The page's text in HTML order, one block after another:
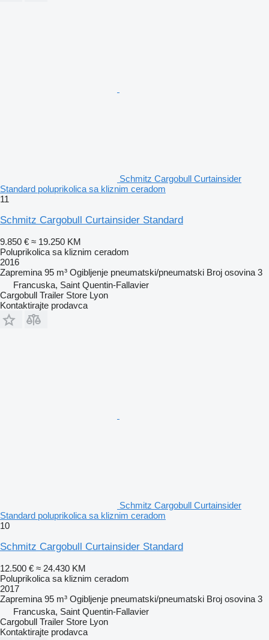
Schmitz Cargobull Curtainsider
Standard poluprikolica sa kliznim ceradom
11
Schmitz Cargobull Curtainsider Standard
9.850 € ≈ 19.250 KM
Poluprikolica sa kliznim ceradom
2016
Zapremina 95 m³ Ogibljenje pneumatski/pneumatski Broj osovina 3
Francuska, Saint Quentin-Fallavier
Cargobull Trailer Store Lyon
Kontaktirajte prodavca
Schmitz Cargobull Curtainsider
Standard poluprikolica sa kliznim ceradom
10
Schmitz Cargobull Curtainsider Standard
12.500 € ≈ 24.430 KM
Poluprikolica sa kliznim ceradom
2017
Zapremina 95 m³ Ogibljenje pneumatski/pneumatski Broj osovina 3
Francuska, Saint Quentin-Fallavier
Cargobull Trailer Store Lyon
Kontaktirajte prodavca